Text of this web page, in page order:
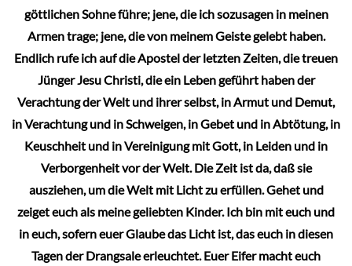
göttlichen Sohne führe; jene, die ich sozusagen in meinen
Armen trage; jene, die von meinem Geiste gelebt haben.
Endlich rufe ich auf die Apostel der letzten Zeiten, die treuen
Jünger Jesu Christi, die ein Leben geführt haben der
Verachtung der Welt und ihrer selbst, in Armut und Demut,
in Verachtung und in Schweigen, in Gebet und in Abtötung, in
Keuschheit und in Vereinigung mit Gott, in Leiden und in
Verborgenheit vor der Welt. Die Zeit ist da, daß sie
ausziehen, um die Welt mit Licht zu erfüllen. Gehet und
zeiget euch als meine geliebten Kinder. Ich bin mit euch und
in euch, sofern euer Glaube das Licht ist, das euch in diesen
Tagen der Drangsale erleuchtet. Euer Eifer macht euch